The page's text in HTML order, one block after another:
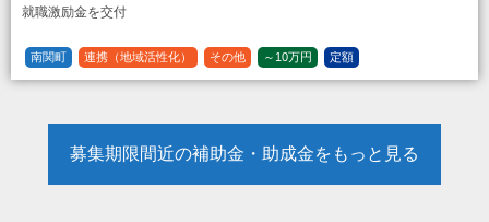
就職激励金を交付
南関町 連携（地域活性化） その他 ～10万円 定額
募集期限間近の補助金・助成金をもっと見る